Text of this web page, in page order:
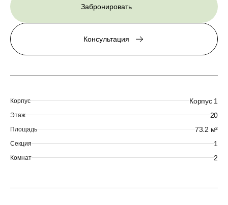
Забронировать
Консультация
Корпус Корпус 1
Этаж 20
Площадь 73.2 м²
Секция 1
Комнат 2